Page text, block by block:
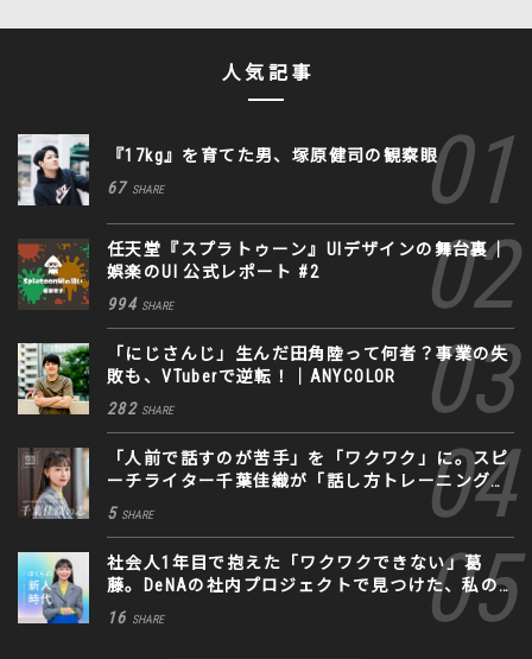
人気記事
『17kg』を育てた男、塚原健司の観察眼
67 SHARE
任天堂『スプラトゥーン』UIデザインの舞台裏｜
娯楽のUI 公式レポート #2
994 SHARE
「にじさんじ」生んだ田角陸って何者？事業の失
敗も、VTuberで逆転！｜ANYCOLOR
282 SHARE
「人前で話すのが苦手」を「ワクワク」に。スピ
ーチライター千葉佳織が「話し方トレーニング」
に込めた思い
5 SHARE
社会人1年目で抱えた「ワクワクできない」葛
藤。DeNAの社内プロジェクトで見つけた、私の
生きる道
16 SHARE